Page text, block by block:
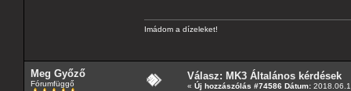
Imádom a dízeleket!
Meg Győző
Fórumfüggő
Válasz: MK3 Általános kérdések
« Új hozzászólás #74586 Dátum: